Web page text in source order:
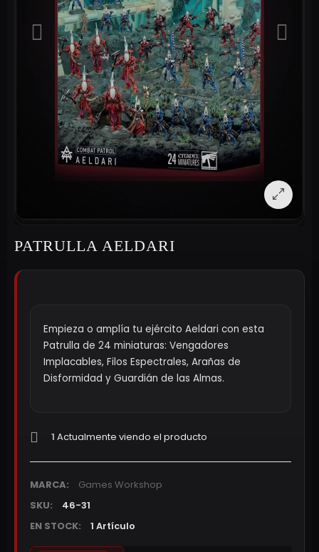
PATRULLA AELDARI
Empieza o amplía tu ejército Aeldari con esta
Patrulla de 24 miniaturas: Vengadores
Implacables, Filos Espectrales, Arañas de
Disformidad y Guardián de las Almas.
1 Actualmente viendo el producto
MARCA:
Games Workshop
SKU:
46-31
EN STOCK:
1 Artículo